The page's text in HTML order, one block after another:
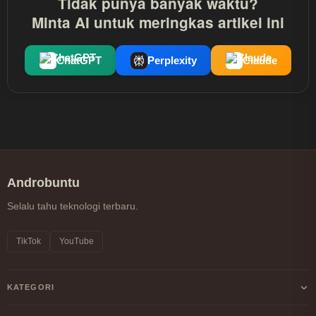
Minta AI untuk meringkas artikel ini
ChatGPT Perplexity Claude
Androbuntu
Selalu tahu teknologi terbaru.
TikTok YouTube
KATEGORI